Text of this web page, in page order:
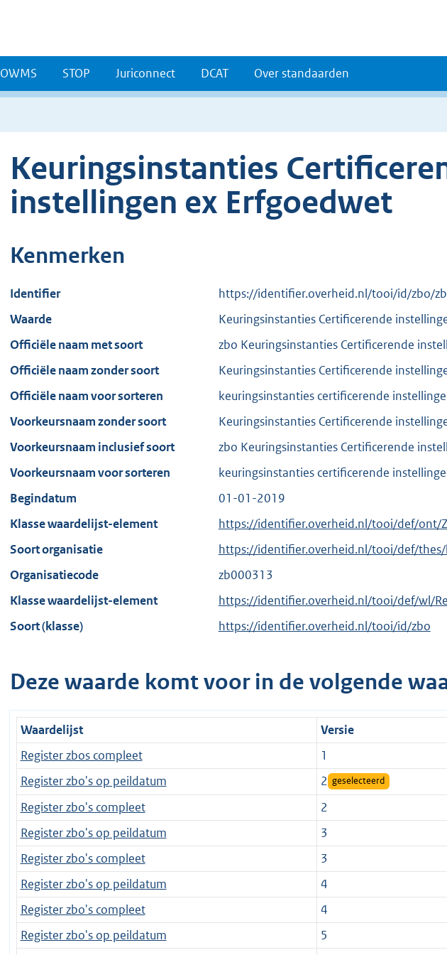
OWMS STOP Juriconnect DCAT Over standaarden
Keuringsinstanties
instellingen ex Erfgoedwet
Kenmerken
Identifier
https://identifier.overheid.nl/tooi/id/zbo/
Waarde
Keuringsinstanties Certificerende
Officiële naam met soort
zbo Keuringsinstanties Certificerende
Officiële naam zonder soort
Keuringsinstanties Certificerende
Officiële naam voor sorteren
keuringsinstanties certificerende
Voorkeursnaam zonder soort
Keuringsinstanties Certificerende
Voorkeursnaam inclusief soort
zbo Keuringsinstanties Certificerende
Voorkeursnaam voor sorteren
keuringsinstanties certificerende
Begindatum
01-01-2019
Klasse waardelijst-element
https://identifier.overheid.nl/tooi/def/ont/
Soort organisatie
https://identifier.overheid.nl/tooi/def/
Organisatiecode
zb000313
Klasse waardelijst-element
https://identifier.overheid.nl/tooi/def/wl/
Soort (klasse)
https://identifier.overheid.nl/tooi/id/zbo
Deze waarde komt voor in de volgende
Waardelijst Versie
Register zbos compleet
1
Register zbo's op peildatum
2 geselecteerd
Register zbo's compleet
2
Register zbo's op peildatum
3
Register zbo's compleet
3
Register zbo's op peildatum
4
Register zbo's compleet
4
Register zbo's op peildatum
5